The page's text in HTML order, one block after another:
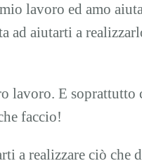
lavoro ed amo
aiutarti a
E soprattutto
faccio!
a realizzare ciò